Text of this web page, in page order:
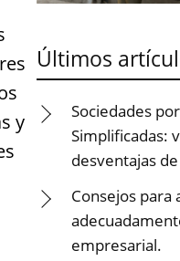
y
Últimos
Sociedades
Simplificadas:
desventajas de
Consejos
empresarial.